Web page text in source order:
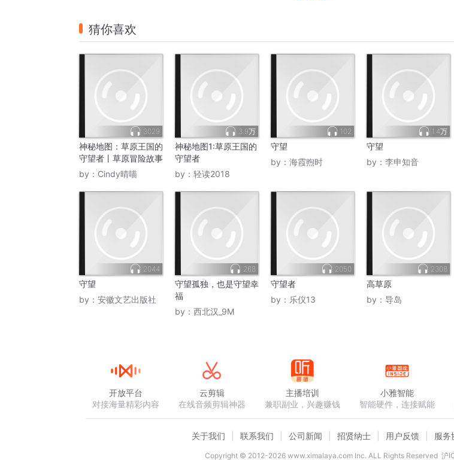
猜你喜欢
3029
神秘地图：草原王国的
守望者丨草原冒险故事
by： Cindy晴喵
3.9万
神秘地图1:草原王国的
守望者
by： 轻读2018
102
守望
by： 海霞煦时
1.4万
守望
by： 李申知音
2044
守望
by： 安徽文艺出版社
268
守望孤独，也是守望幸
福
by： 西北汉_9M
2050
守望者
by： 乐仪13
2308
高草原
by： 导岛
开放平台
对接海量精彩内容
云剪辑
在线音频剪辑神器
主播培训
兼职副业，兴趣赚钱
小雅智能
智能硬件，连接赋能
关于我们 联系我们 公司新闻 招贤纳士 用户反馈 服务
Copyright © 2012-2026www.ximalaya.com lnc. ALL Rights Reserved 沪